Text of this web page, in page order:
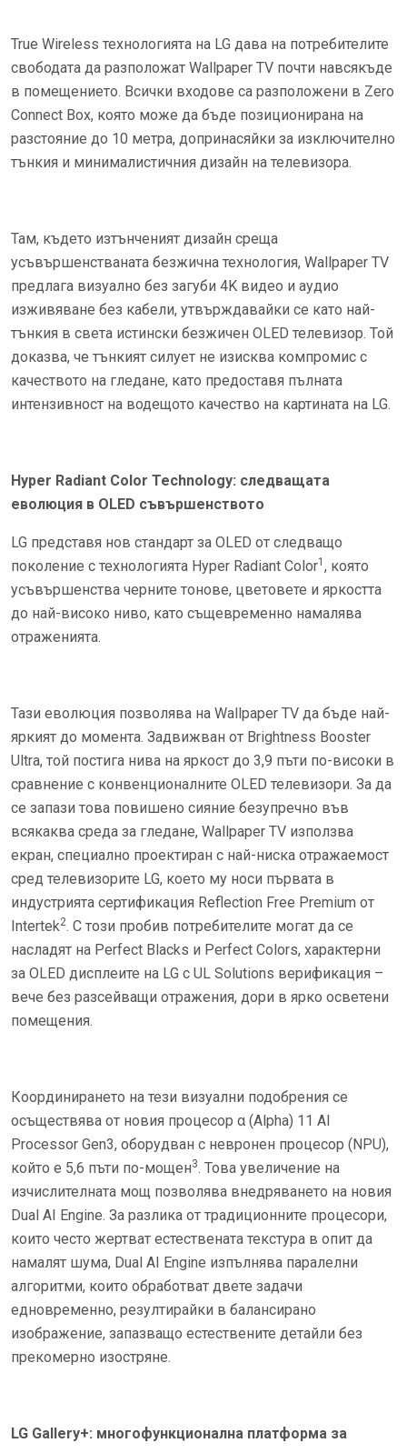
True Wireless технологията на LG дава на потребителите
свободата да разположат Wallpaper TV почти навсякъде
в помещението. Всички входове са разположени в Zero
Connect Box, която може да бъде позиционирана на
разстояние до 10 метра, допринасяйки за изключително
тънкия и минималистичния дизайн на телевизора.
Там, където изтънченият дизайн среща
усъвършенстваната безжична технология, Wallpaper TV
предлага визуално без загуби 4K видео и аудио
изживяване без кабели, утвърждавайки се като най-
тънкия в света истински безжичен OLED телевизор. Той
доказва, че тънкият силует не изисква компромис с
качеството на гледане, като предоставя пълната
интензивност на водещото качество на картината на LG.
Hyper Radiant Color Technology: следващата
еволюция в OLED съвършенството
LG представя нов стандарт за OLED от следващо
поколение с технологията Hyper Radiant Color1 , която
усъвършенства черните тонове, цветовете и яркостта
до най-високо ниво, като същевременно намалява
отраженията.
Тази еволюция позволява на Wallpaper TV да бъде най-
яркият до момента. Задвижван от Brightness Booster
Ultra, той постига нива на яркост до 3,9 пъти по-високи в
сравнение с конвенционалните OLED телевизори. За да
се запази това повишено сияние безупречно във
всякаква среда за гледане, Wallpaper TV използва
екран, специално проектиран с най-ниска отражаемост
сред телевизорите LG, което му носи първата в
индустрията сертификация Reflection Free Premium от
Intertek2. С този пробив потребителите могат да се
насладят на Perfect Blacks и Perfect Colors, характерни
за OLED дисплеите на LG с UL Solutions верификация –
вече без разсейващи отражения, дори в ярко осветени
помещения.
Координирането на тези визуални подобрения се
осъществява от новия процесор α (Alpha) 11 AI
Processor Gen3, оборудван с невронен процесор (NPU),
който е 5,6 пъти по-мощен3. Това увеличение на
изчислителната мощ позволява внедряването на новия
Dual AI Engine. За разлика от традиционните процесори,
които често жертват естествената текстура в опит да
намалят шума, Dual AI Engine изпълнява паралелни
алгоритми, които обработват двете задачи
едновременно, резултирайки в балансирано
изображение, запазващо естествените детайли без
прекомерно изостряне.
LG Gallery+: многофункционална платформа за